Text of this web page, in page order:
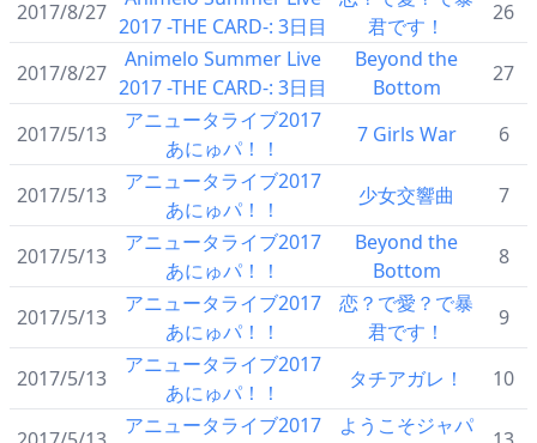
2017/8/27
2017 -THE CARD-: 3日目
君です！
26
2017/8/27
Animelo Summer Live
2017 -THE CARD-: 3日目
Beyond the
Bottom
27
2017/5/13
アニュータライブ2017
あにゅパ！！
7 Girls War 6
2017/5/13
アニュータライブ2017
あにゅパ！！
少女交響曲 7
2017/5/13
アニュータライブ2017
あにゅパ！！
Beyond the
Bottom
8
2017/5/13
アニュータライブ2017
あにゅパ！！
恋？で愛？で暴
君です！
9
2017/5/13
アニュータライブ2017
あにゅパ！！
タチアガレ！ 10
アニュータライブ2017
ようこそジャパ